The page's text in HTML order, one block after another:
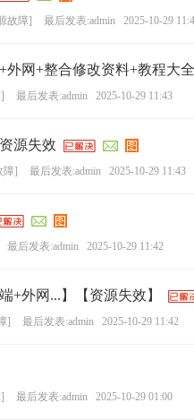
故障] 最后发表:admin 2025-10-29
外网+整合修改资料+教程大
] 最后发表:admin 2025-10-29 11:43
源失效
障] 最后发表:admin 2025-10-29 11:43
最后发表:admin 2025-10-29 11:42
+外网...】【资源失效】
] 最后发表:admin 2025-10-29 11:42
] 最后发表:admin 2025-10-29 01:00